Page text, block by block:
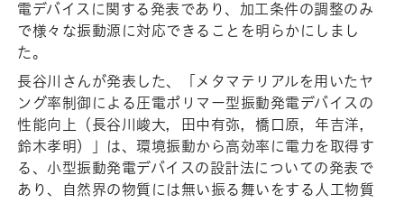
電デバイスに関する発表であり、加工条件の調整のみ
で様々な振動源に対応できることを明らかにしまし
た。
長谷川さんが発表した、「メタマテリアルを用いたヤ
ング率制御による圧電ポリマー型振動発電デバイスの
性能向上（長谷川峻大，田中有弥，橋口原，年吉洋，
鈴木孝明）」は、環境振動から高効率に電力を取得す
る、小型振動発電デバイスの設計法についての発表で
あり、自然界の物質には無い振る舞いをする人工物質